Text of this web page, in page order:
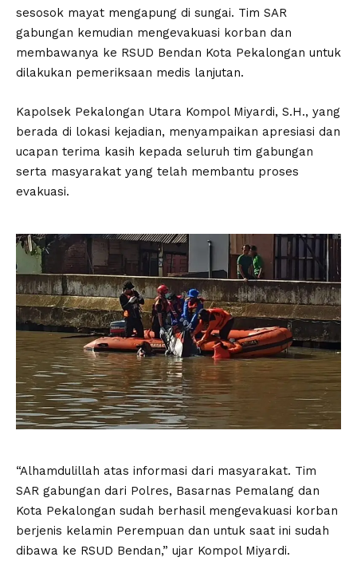
sesosok mayat mengapung di sungai. Tim SAR
gabungan kemudian mengevakuasi korban dan
membawanya ke RSUD Bendan Kota Pekalongan untuk
dilakukan pemeriksaan medis lanjutan.
Kapolsek Pekalongan Utara Kompol Miyardi, S.H., yang
berada di lokasi kejadian, menyampaikan apresiasi dan
ucapan terima kasih kepada seluruh tim gabungan
serta masyarakat yang telah membantu proses
evakuasi.
“Alhamdulillah atas informasi dari masyarakat. Tim
SAR gabungan dari Polres, Basarnas Pemalang dan
Kota Pekalongan sudah berhasil mengevakuasi korban
berjenis kelamin Perempuan dan untuk saat ini sudah
dibawa ke RSUD Bendan,” ujar Kompol Miyardi.